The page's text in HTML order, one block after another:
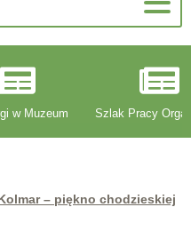
w Muzeum Szlak Pracy
– piękno chodzieskiej